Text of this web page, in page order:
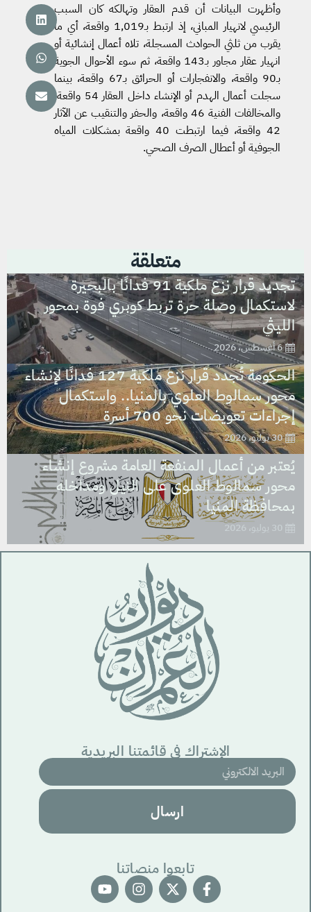
وأظهرت البيانات أن قدم العقار وتهالكه كان السبب
الرئيسي لانهيار المباني، إذ ارتبط بـ1,019 واقعة، أي ما
يقرب من ثلثي الحوادث المسجلة، تلاه أعمال إنشائية أو
انهيار عقار مجاور بـ143 واقعة، ثم سوء الأحوال الجوية
بـ90 واقعة، والانفجارات أو الحرائق بـ67 واقعة، بينما
سجلت أعمال الهدم أو الإنشاء داخل العقار 54 واقعة،
والمخالفات الفنية 46 واقعة، والحفر والتنقيب عن الآثار
42 واقعة، فيما ارتبطت 40 واقعة بمشكلات المياه
الجوفية أو أعطال الصرف الصحي.
متعلقة
تجديد قرار نزع ملكية 91 فدانًا بالبحيرة
لاستكمال وصلة حرة تربط كوبري فوة بمحور
الليثي
6 أغسطس، 2026
الحكومة تُجدد قرار نزع ملكية 127 فدانًا لإنشاء
محور سمالوط العلوي بالمنيا.. واستكمال
إجراءات تعويضات نحو 700 أسرة
30 يوليو، 2026
يُعتبر من أعمال المنفعة العامة مشروع إنشاء
محور سمالوط العلوى على النيل ومداخله
بمحافظة المنيا
30 يوليو، 2026
الإشتراك في قائمتنا البريدية
ارسال
تابعوا منصاتنا